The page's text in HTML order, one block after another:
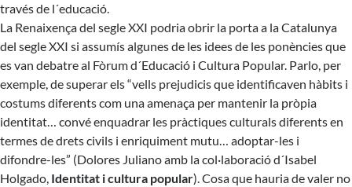
través de l´educació.
La Renaixença del segle XXI podria obrir la porta a la Catalunya
del segle XXI si assumís algunes de les idees de les ponències que
es van debatre al Fòrum d´Educació i Cultura Popular. Parlo, per
exemple, de superar els “vells prejudicis que identificaven hàbits i
costums diferents com una amenaça per mantenir la pròpia
identitat… convé enquadrar les pràctiques culturals diferents en
termes de drets civils i enriquiment mutu… adoptar-les i
difondre-les” (Dolores Juliano amb la col·laboració d´Isabel
Holgado, Identitat i cultura popular). Cosa que hauria de valer no